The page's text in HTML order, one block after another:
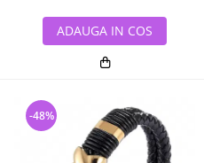
ADAUGA IN COS
-48%